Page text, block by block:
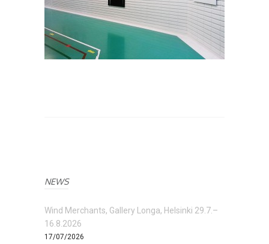
NEWS
Wind Merchants, Gallery Longa, Helsinki 29.7.–
16.8.2026
17/07/2026